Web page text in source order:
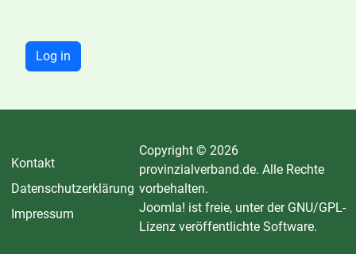
Log in
Kontakt
Datenschutzerklärung
Impressum
Copyright © 2026
provinzialverband.de. Alle Rechte
vorbehalten.
Joomla! ist freie, unter der GNU/GPL-
Lizenz veröffentlichte Software.